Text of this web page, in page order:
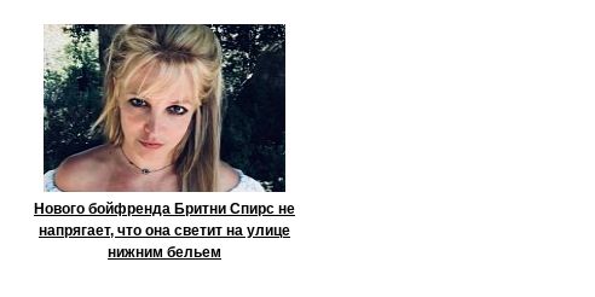
Нового бойфренда Бритни Спирс не
напрягает, что она светит на улице
нижним бельем